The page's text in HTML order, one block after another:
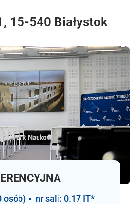
15-540 Białystok
osób) nr sali: 0.17 IT*